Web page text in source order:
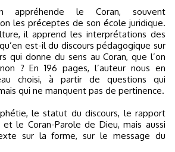
appréhende le Coran, souvent
les préceptes de son école juridique.
il apprend les interprétations des
est-il du discours pédagogique sur
qui donne du sens au Coran, que l’on
? En 196 pages, l’auteur nous en
choisi, à partir de questions qui
qui ne manquent pas de pertinence.
le statut du discours, le rapport
le Coran-Parole de Dieu, mais aussi
sur la forme, sur le message du